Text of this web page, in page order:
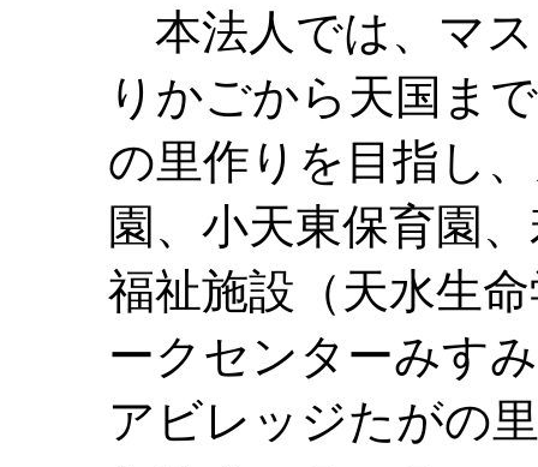
本法人では、マ
りかごから天国ま
の里作りを目指し
園、小天東保育園
福祉施設（天水生
ークセンターみす
アビレッジたがの